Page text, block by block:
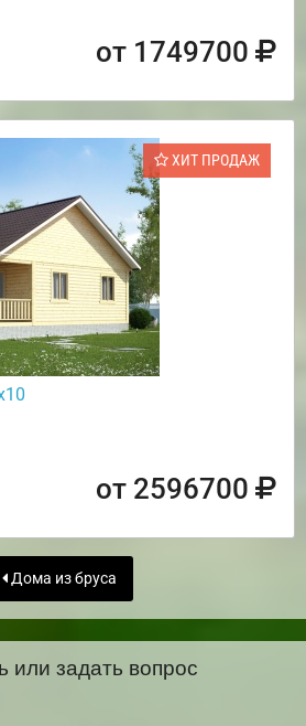
от 1749700
ХИТ ПРОДАЖ
от 2596700
Дома из бруса
или задать вопрос